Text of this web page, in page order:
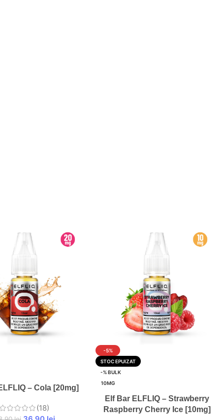
– Cola [20mg]
(18)
-5%
STOC EPUIZAT
-% BULK
10MG
Elf Bar ELFLIQ – Strawberry
Raspberry Cherry Ice [10mg]